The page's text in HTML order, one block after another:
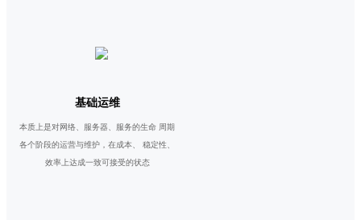
基础运维
本质上是对网络、服务器、服务的生命 周期
各个阶段的运营与维护，在成本、 稳定性、
效率上达成一致可接受的状态